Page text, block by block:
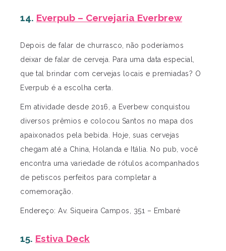
14. Everpub – Cervejaria Everbrew
Depois de falar de churrasco, não poderíamos
deixar de falar de cerveja. Para uma data especial,
que tal brindar com cervejas locais e premiadas? O
Everpub é a escolha certa.
Em atividade desde 2016, a Everbew conquistou
diversos prêmios e colocou Santos no mapa dos
apaixonados pela bebida. Hoje, suas cervejas
chegam até a China, Holanda e Itália. No pub, você
encontra uma variedade de rótulos acompanhados
de petiscos perfeitos para completar a
comemoração.
Endereço: Av. Siqueira Campos, 351 – Embaré
15. Estiva Deck